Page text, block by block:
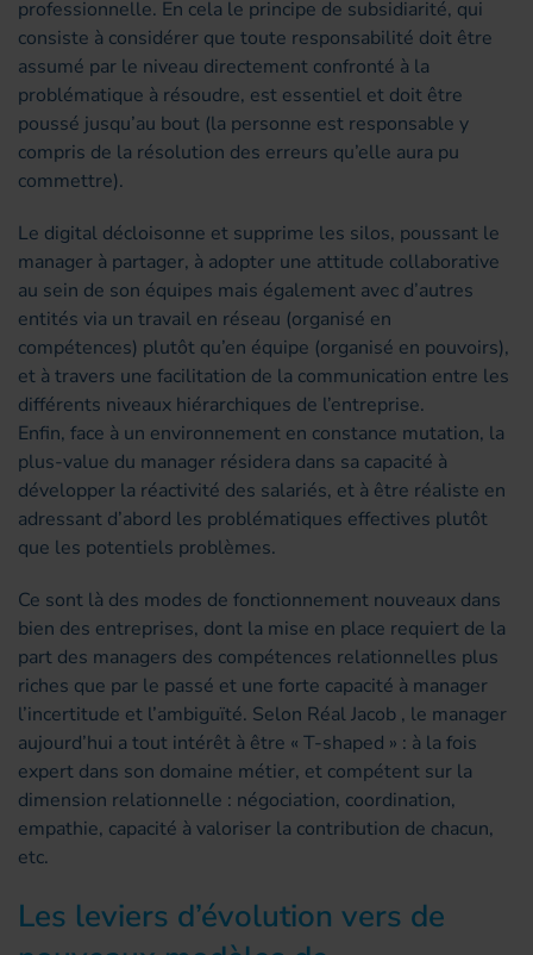
professionnelle. En cela le principe de subsidiarité, qui
consiste à considérer que toute responsabilité doit être
assumé par le niveau directement confronté à la
problématique à résoudre, est essentiel et doit être
poussé jusqu’au bout (la personne est responsable y
compris de la résolution des erreurs qu’elle aura pu
commettre).
Le digital décloisonne et supprime les silos, poussant le
manager à partager, à adopter une attitude collaborative
au sein de son équipes mais également avec d’autres
entités via un travail en réseau (organisé en
compétences) plutôt qu’en équipe (organisé en pouvoirs),
et à travers une facilitation de la communication entre les
différents niveaux hiérarchiques de l’entreprise.
Enfin, face à un environnement en constance mutation, la
plus-value du manager résidera dans sa capacité à
développer la réactivité des salariés, et à être réaliste en
adressant d’abord les problématiques effectives plutôt
que les potentiels problèmes.
Ce sont là des modes de fonctionnement nouveaux dans
bien des entreprises, dont la mise en place requiert de la
part des managers des compétences relationnelles plus
riches que par le passé et une forte capacité à manager
l’incertitude et l’ambiguïté. Selon Réal Jacob , le manager
aujourd’hui a tout intérêt à être « T-shaped » : à la fois
expert dans son domaine métier, et compétent sur la
dimension relationnelle : négociation, coordination,
empathie, capacité à valoriser la contribution de chacun,
etc.
Les leviers d’évolution vers de